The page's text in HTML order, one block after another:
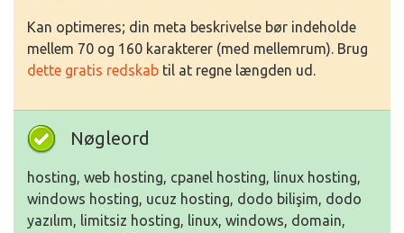
Kan optimeres; din meta beskrivelse bør indeholde
mellem 70 og 160 karakterer (med mellemrum). Brug
dette gratis redskab til at regne længden ud.
Nøgleord
hosting, web hosting, cpanel hosting, linux hosting,
windows hosting, ucuz hosting, dodo bilişim, dodo
yazılım, limitsiz hosting, linux, windows, domain,